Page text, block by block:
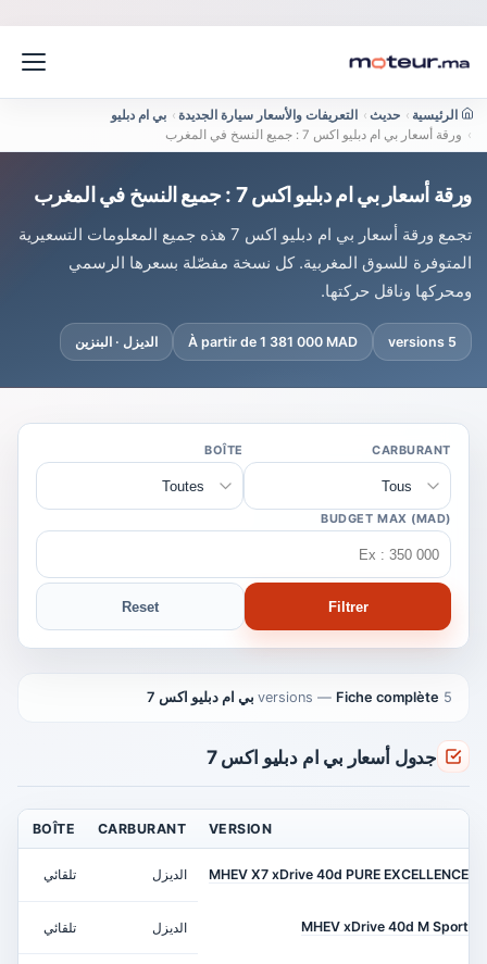
الرئيسية › حديث › التعريفات والأسعار سيارة الجديدة › بي ام دبليو
› ورقة أسعار بي ام دبليو اكس 7 : جميع النسخ في المغرب
ورقة أسعار بي ام دبليو اكس 7 : جميع النسخ في المغرب
تجمع ورقة أسعار بي ام دبليو اكس 7 هذه جميع المعلومات التسعيرية
المتوفرة للسوق المغربية. كل نسخة مفصّلة بسعرها الرسمي
ومحركها وناقل حركتها.
5 versions
À partir de 1 381 000 MAD الديزل · البنزين
CARBURANT
BOÎTE
BUDGET MAX (MAD)
Filtrer
Reset
5 versions
— Fiche complète بي ام دبليو اكس 7
جدول أسعار بي ام دبليو اكس 7
VERSION
CARBURANT
BOÎTE
MHEV X7 xDrive 40d PURE EXCELLENCE الديزل تلقائي
MHEV xDrive 40d M Sport الديزل تلقائي